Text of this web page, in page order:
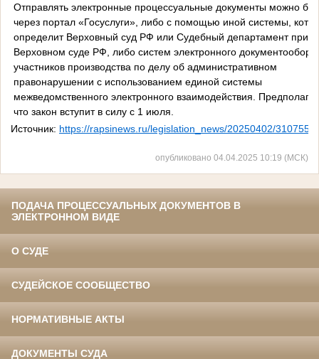
Отправлять электронные процессуальные документы можно
через портал «Госуслуги», либо с помощью иной системы,
определит Верховный суд РФ или Судебный департамент при
Верховном суде РФ, либо систем электронного
участников производства по делу об административном
правонарушении с использованием единой системы
межведомственного электронного взаимодействия.
что закон вступит в силу с 1 июля.
Источник: https://rapsinews.ru/legislation_news/20250402/
опубликовано 04.04.2025 10:19 (МСК)
ПОДАЧА ПРОЦЕССУАЛЬНЫХ ДОКУМЕНТОВ В
ЭЛЕКТРОННОМ ВИДЕ
О СУДЕ
СУДЕЙСКОЕ СООБЩЕСТВО
НОРМАТИВНЫЕ АКТЫ
ДОКУМЕНТЫ СУДА